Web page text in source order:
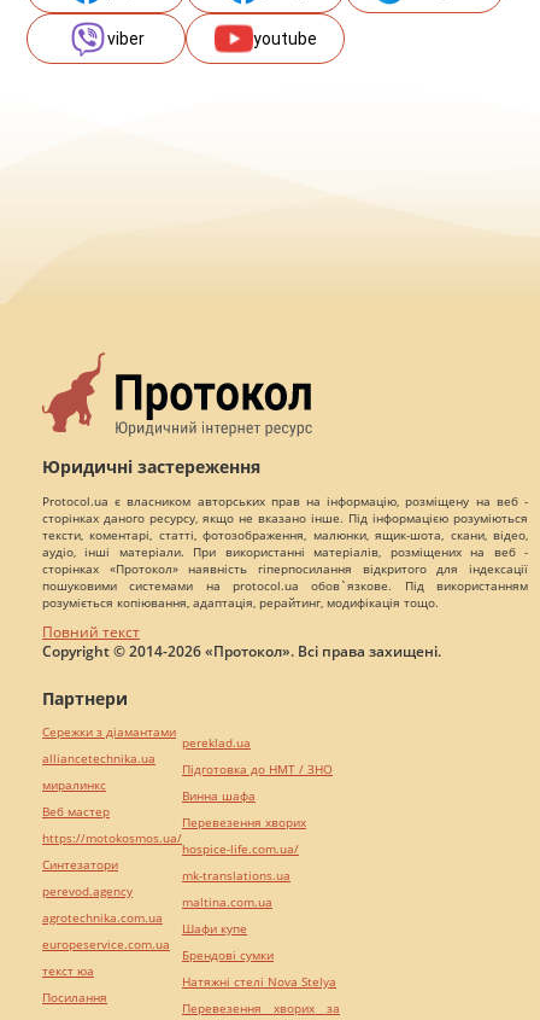
viber youtube
Юридичні застереження
Protocol.ua є власником авторських прав на інформацію, розміщену на веб -
сторінках даного ресурсу, якщо не вказано інше. Під інформацією розуміються
тексти, коментарі, статті, фотозображення, малюнки, ящик-шота, скани, відео,
аудіо, інші матеріали. При використанні матеріалів, розміщених на веб -
сторінках «Протокол» наявність гіперпосилання відкритого для індексації
пошуковими системами на protocol.ua обов`язкове. Під використанням
розуміється копіювання, адаптація, рерайтинг, модифікація тощо.
Повний текст
Copyright © 2014-2026 «Протокол». Всі права захищені.
Партнери
Сережки з діамантами
alliancetechnika.ua
миралинкс
Веб мастер
https://motokosmos.ua/
Синтезатори
perevod.agency
agrotechnika.com.ua
europeservice.com.ua
текст юа
Посилання
pereklad.ua
Підготовка до НМТ / ЗНО
Винна шафа
Перевезення хворих
hospice-life.com.ua/
mk-translations.ua
maltina.com.ua
Шафи купе
Брендові сумки
Натяжні стелі Nova Stelya
Перевезення хворих за